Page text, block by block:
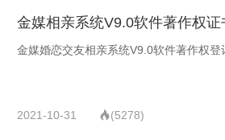
金媒相亲系统V9.0软件著作权证
金媒婚恋交友相亲系统V9.0软件著作权
2021-10-31 (5278)